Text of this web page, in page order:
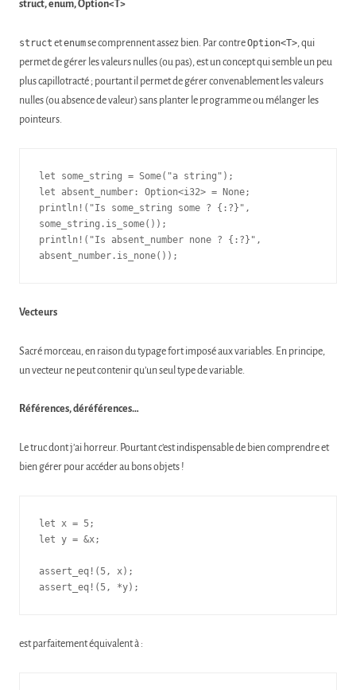
struct, enum, Option<T>
struct etenumse comprennent assez bien. Par contreOption<T>, qui
permet de gérer les valeurs nulles (ou pas), est un concept qui semble un peu
plus capillotracté ; pourtant il permet de gérer convenablement les valeurs
nulles (ou absence de valeur) sans planter le programme ou mélanger les
pointeurs.
let some_string = Some("a string");
let absent_number: Option<i32> = None;
println!("Is some_string some ? {:?}",
some_string.is_some());
println!("Is absent_number none ? {:?}",
absent_number.is_none());
Vecteurs
Sacré morceau, en raison du typage fort imposé aux variables. En principe,
un vecteur ne peut contenir qu’un seul type de variable.
Références, déréférences…
Le truc dont j’ai horreur. Pourtant c’est indispensable de bien comprendre et
bien gérer pour accéder au bons objets !
let x = 5;
let y = &x;
assert_eq!(5, x);
assert_eq!(5, *y);
est parfaitement équivalent à :